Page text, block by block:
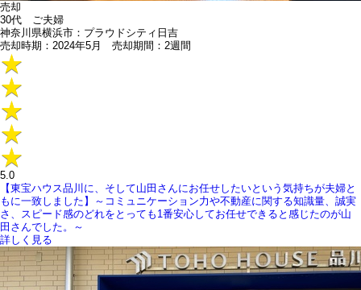
売却
30代 ご夫婦
神奈川県横浜市：プラウドシティ日吉
売却時期：2024年5月 売却期間：2週間
5.0
【東宝ハウス品川に、そして山田さんにお任せしたいという気持ちが夫婦と
もに一致しました】～コミュニケーション力や不動産に関する知識量、誠実
さ、スピード感のどれをとっても1番安心してお任せできると感じたのが山
田さんでした。～
詳しく見る